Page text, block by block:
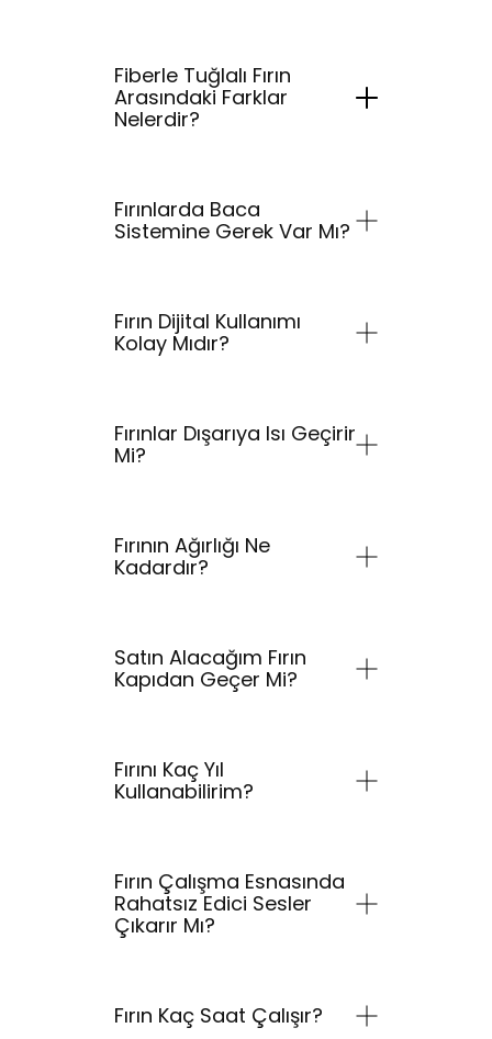
Fiberle Tuğlalı Fırın
Arasındaki Farklar
Nelerdir?
Fırınlarda Baca
Sistemine Gerek Var Mı?
Fırın Dijital Kullanımı
Kolay Mıdır?
Fırınlar Dışarıya Isı Geçirir
Mi?
Fırının Ağırlığı Ne
Kadardır?
Satın Alacağım Fırın
Kapıdan Geçer Mi?
Fırını Kaç Yıl
Kullanabilirim?
Fırın Çalışma Esnasında
Rahatsız Edici Sesler
Çıkarır Mı?
Fırın Kaç Saat Çalışır?